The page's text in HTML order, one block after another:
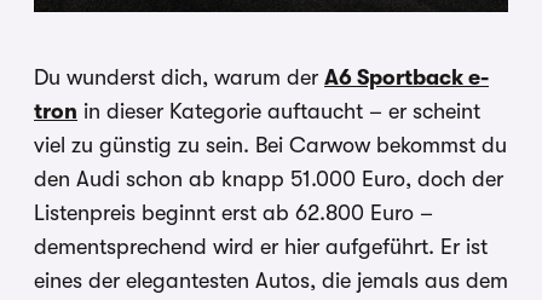
Du wunderst dich, warum der A6 Sportback e-
tron in dieser Kategorie auftaucht – er scheint
viel zu günstig zu sein. Bei Carwow bekommst du
den Audi schon ab knapp 51.000 Euro, doch der
Listenpreis beginnt erst ab 62.800 Euro –
dementsprechend wird er hier aufgeführt. Er ist
eines der elegantesten Autos, die jemals aus dem